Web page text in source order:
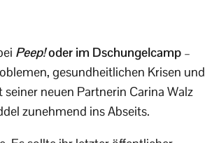
Peep!oder im Dschungelcamp –
gesundheitlichen Krisen und
neuen Partnerin Carina Walz
zunehmend ins Abseits.